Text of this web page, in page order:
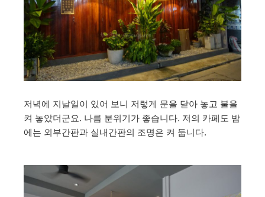
저녁에 지날일이 있어 보니 저렇게 문을 닫아 놓고 불을
켜 놓았더군요. 나름 분위기가 좋습니다. 저의 카페도 밤
에는 외부간판과 실내간판의 조명은 켜 둡니다.